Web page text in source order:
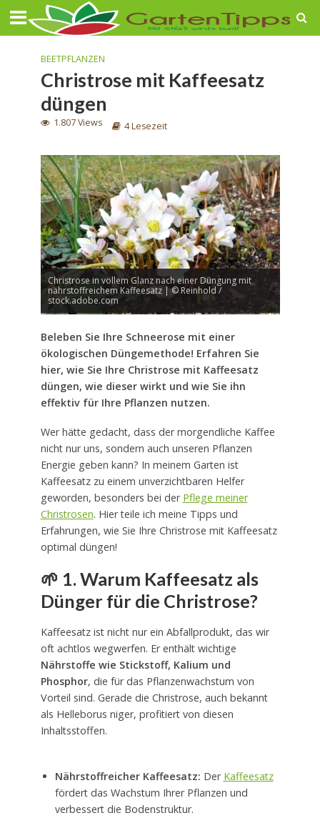
BEETPFLANZEN
Christrose mit Kaffeesatz
düngen
1.807 Views 4 Lesezeit
Christrose in vollem Glanz nach einer Düngung mit
nährstoffreichem Kaffeesatz | © Reinhold /
stock.adobe.com
Beleben Sie Ihre Schneerose mit einer
ökologischen Düngemethode! Erfahren Sie
hier, wie Sie Ihre Christrose mit Kaffeesatz
düngen, wie dieser wirkt und wie Sie ihn
effektiv für Ihre Pflanzen nutzen.
Wer hätte gedacht, dass der morgendliche Kaffee
nicht nur uns, sondern auch unseren Pflanzen
Energie geben kann? In meinem Garten ist
Kaffeesatz zu einem unverzichtbaren Helfer
geworden, besonders bei der Pflege meiner
Christrosen. Hier teile ich meine Tipps und
Erfahrungen, wie Sie Ihre Christrose mit Kaffeesatz
optimal düngen!
🌱 1. Warum Kaffeesatz als
Dünger für die Christrose?
Kaffeesatz ist nicht nur ein Abfallprodukt, das wir
oft achtlos wegwerfen. Er enthält wichtige
Nährstoffe wie Stickstoff, Kalium und
Phosphor, die für das Pflanzenwachstum von
Vorteil sind. Gerade die Christrose, auch bekannt
als Helleborus niger, profitiert von diesen
Inhaltsstoffen.
Nährstoffreicher Kaffeesatz: Der Kaffeesatz
fördert das Wachstum Ihrer Pflanzen und
verbessert die Bodenstruktur.